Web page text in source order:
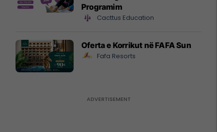
Programim
Cacttus Education
Oferta e Korrikut në FAFA Sun
Fafa Resorts